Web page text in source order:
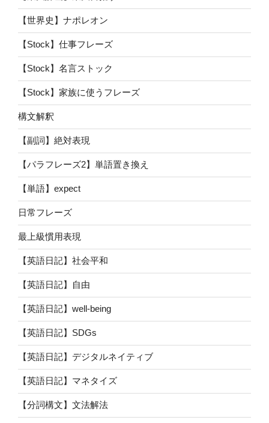
【世界史】ナポレオン
【Stock】仕事フレーズ
【Stock】名言ストック
【Stock】家族に使うフレーズ
構文解釈
【副詞】絶対表現
【パラフレーズ2】単語置き換え
【単語】expect
日常フレーズ
最上級慣用表現
【英語日記】社会平和
【英語日記】自由
【英語日記】well-being
【英語日記】SDGs
【英語日記】デジタルネイティブ
【英語日記】マネタイズ
【分詞構文】文法解法